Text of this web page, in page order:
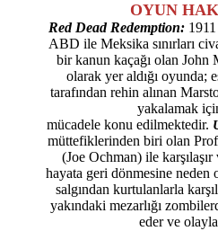
OYUN
Red Dead Redemption: 1911
ABD ile Meksika sınırları
bir kanun kaçağı olan John
olarak yer aldığı oyunda;
tarafından rehin alınan
yakalamak
mücadele konu edilmektedir.
müttefiklerinden biri olan
(Joe Ochman) ile
hayata geri dönmesine neden
salgından kurtulanlarla
yakındaki mezarlığı
eder ve